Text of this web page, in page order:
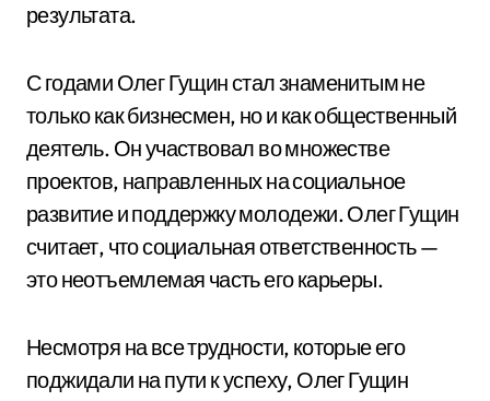
результата.
С годами Олег Гущин стал знаменитым не
только как бизнесмен, но и как общественный
деятель. Он участвовал во множестве
проектов, направленных на социальное
развитие и поддержку молодежи. Олег Гущин
считает, что социальная ответственность —
это неотъемлемая часть его карьеры.
Несмотря на все трудности, которые его
поджидали на пути к успеху, Олег Гущин